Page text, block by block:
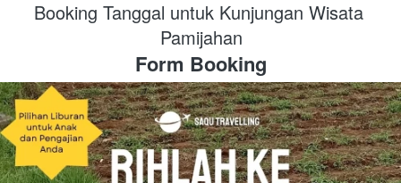
Booking Tanggal untuk Kunjungan Wisata
Pamijahan
Form Booking